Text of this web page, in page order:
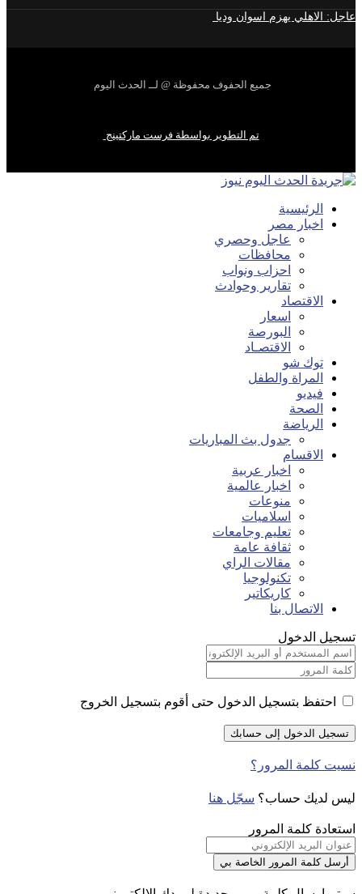
عاجل: الاهلي يهزم اسوان وديا
جميع الحفوف محفوظة @ لــ الحدث اليوم
تم التطوير بواسطة فرست ماركتينج
الرئيسية
اخبار مصر
عاجل وحصري
محافظات
احزاب ونواب
تقارير وحوادث
الاقتصاد
اسعار
البورصة
الاقتصـاد
توك شو
المراة والطفل
فيديو
الصحة
الرياضة
جدول بث المباريات
الاقسام
اخبار عربية
اخبار عالمية
منوعات
اسلاميات
تعليم وجامعات
ثقافة عامة
مقالات الراي
تكنولوجيا
كاريكاتير
الاتصال بنا
تسجيل الدخول
احتفظ بتسجيل الدخول حتى أقوم بتسجيل الخروج
نسيت كلمة المرور؟
ليس لديك حساب؟ سجّل هنا
استعادة كلمة المرور